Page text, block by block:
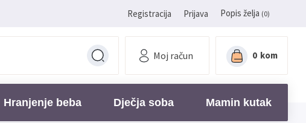
Registracija Prijava Popis želja (0)
Moj račun 0 kom
Hranjenje beba Dječja soba Mamin kutak